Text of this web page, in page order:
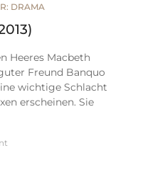
DRAMA
Heeres Macbeth
Freund Banquo
wichtige Schlacht
erscheinen. Sie